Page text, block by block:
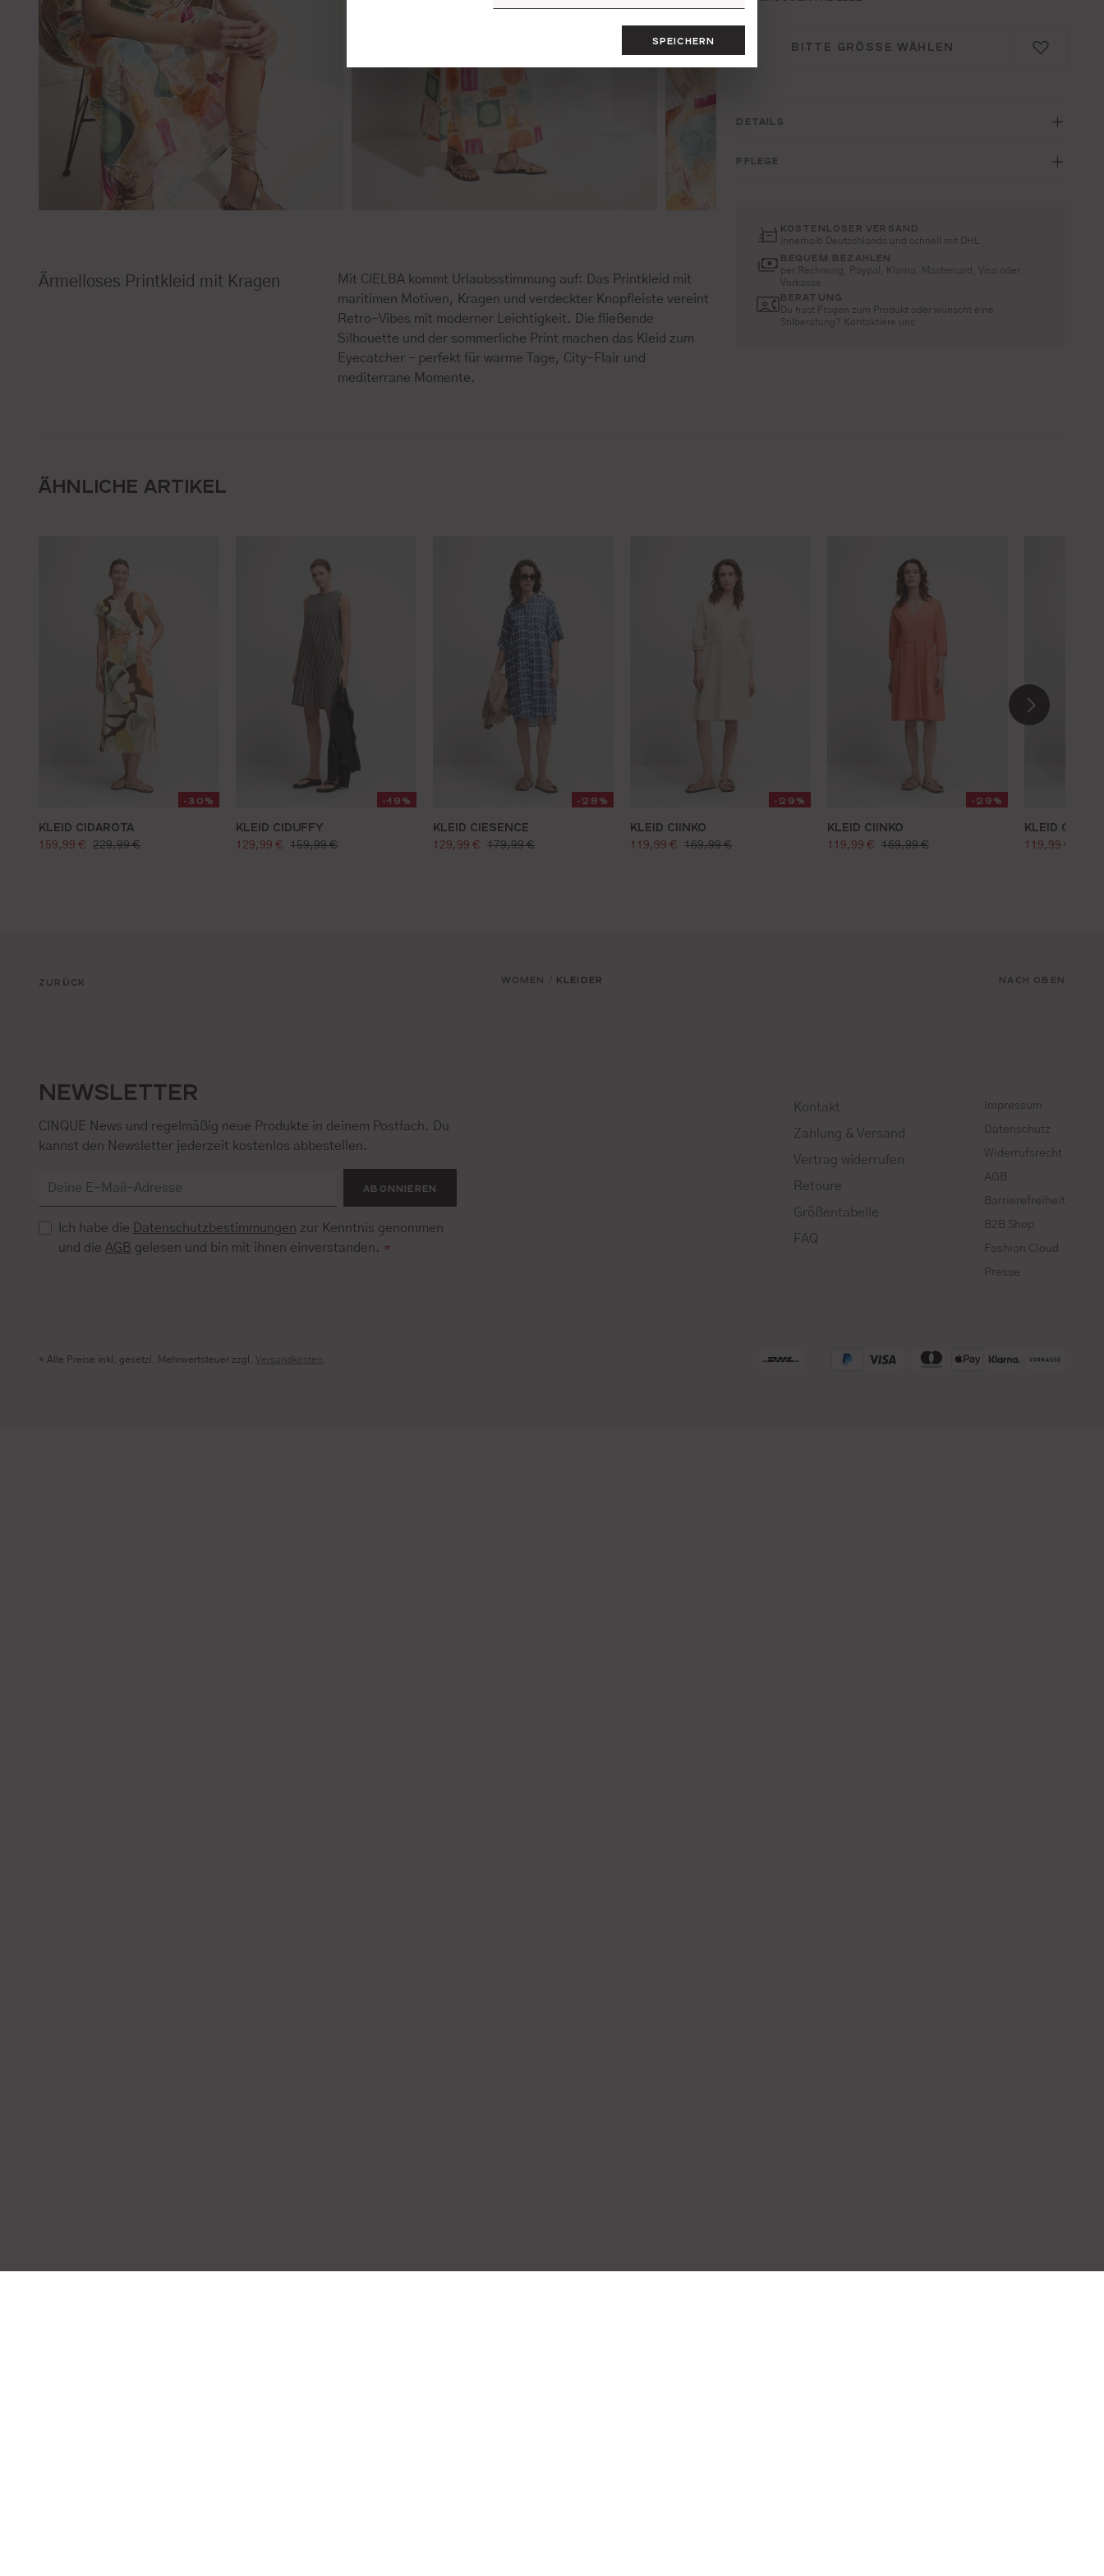
Ärmelloses Printkleid mit Kragen
Mit CIELBA kommt Urlaubsstimmung auf: Das Printkleid mit
maritimen Motiven, Kragen und verdeckter Knopfleiste vereint
Retro-Vibes mit moderner Leichtigkeit. Die fließende
Silhouette und der sommerliche Print machen das Kleid zum
Eyecatcher – perfekt für warme Tage, City-Flair und
mediterrane Momente.
BITTE GRÖSSE WÄHLEN
DETAILS
PFLEGE
KOSTENLOSER VERSAND
innerhalb Deutschlands und schnell mit DHL
BEQUEM BEZAHLEN
per Rechnung, Paypal, Klarna, Mastercard, Visa oder
Vorkasse
BERATUNG
Du hast Fragen zum Produkt oder wünscht eine
Stilberatung? Kontaktiere uns
ÄHNLICHE ARTIKEL
-30%
KLEID CIDAROTA
verkaufspreis:
159,99 € regulärer preis:
229,99 €
-19%
KLEID CIDUFFY
verkaufspreis:
129,99 € regulärer preis:
159,99 €
-28%
KLEID CIESENCE
verkaufspreis:
129,99 € regulärer preis:
179,99 €
-29%
KLEID CIINKO
verkaufspreis:
119,99 € regulärer preis:
169,99 €
-29%
KLEID CIINKO
verkaufspreis:
119,99 € regulärer preis:
169,99 €
KLEID CIINKO
119,99 €
ZURÜCK WOMEN KLEIDER NACH OBEN
NEWSLETTER
CINQUE News und regelmäßig neue Produkte in deinem Postfach. Du
kannst den Newsletter jederzeit kostenlos abbestellen.
ABONNIEREN
Ich habe die Datenschutzbestimmungen zur Kenntnis genommen
und dieAGB gelesen und bin mit ihnen einverstanden. *
Kontakt
Zahlung & Versand
Vertrag widerrufen
Retoure
Größentabelle
FAQ
Impressum
Datenschutz
Widerrufsrecht
AGB
Barrierefreiheit
B2B Shop
Fashion Cloud
Presse
* Alle Preise inkl. gesetzl. Mehrwertsteuer zzgl. Versandkosten.
SPEICHERN